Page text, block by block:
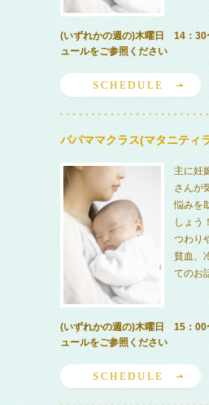
(いずれかの週の)木曜日 14：
ュールをご参照ください
SCHEDULE
パパママクラス(マタニティ
主に妊
さんが
悩みを
しょう！
つわり
貧血、
てのお
(いずれかの週の)木曜日 15：
ュールをご参照ください
SCHEDULE